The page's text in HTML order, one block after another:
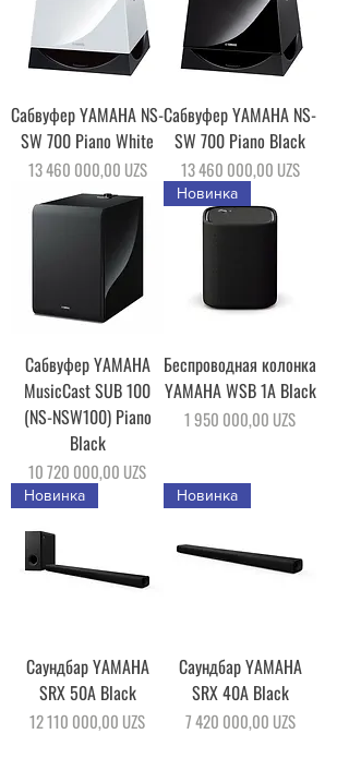
Сабвуфер YAMAHA NS-
SW 700 Piano White
Цена
13 460 000,00 UZS
Сабвуфер YAMAHA NS-
SW 700 Piano Black
Цена
13 460 000,00 UZS
Сабвуфер YAMAHA
MusicCast SUB 100
(NS-NSW100) Piano
Black
Цена
10 720 000,00 UZS
Новинка
Беспроводная колонка
YAMAHA WSB 1A Black
Цена
1 950 000,00 UZS
Новинка
Саундбар YAMAHA
SRX 50A Black
Цена
12 110 000,00 UZS
Новинка
Саундбар YAMAHA
SRX 40A Black
Цена
7 420 000,00 UZS